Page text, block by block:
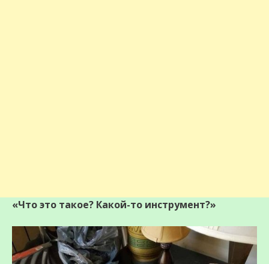
«Что это такое? Какой-то инструмент?»